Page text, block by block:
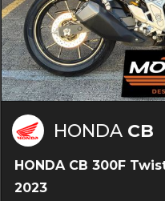
HONDA CB
HONDA CB 300F
2023